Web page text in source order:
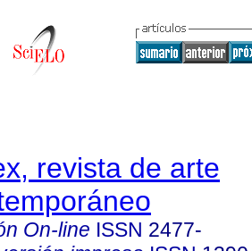
revista de arte
On-line ISSN 2477-